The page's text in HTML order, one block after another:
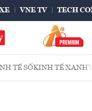
VNE TV TECH
TẾ SỐKINH TẾ XANH